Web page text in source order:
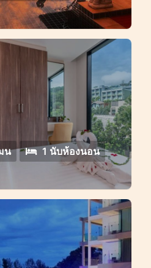
มิเนียมใหม่บนถนน
องมองเห็นทะเล
ยงามสำหรับขายในป่า
น
1 นับห้องนอน
ขวาง 1 ห้องนอน